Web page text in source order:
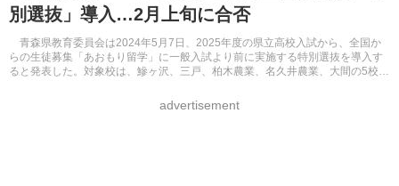
自由研究教材（小学生向け） 自由研究教材（中学生向け）
別選抜」導入…2月上旬に合否
青森県教育委員会は2024年5月7日、2025年度の県立高校入試から、全国か
らの生徒募集「あおもり留学」に一般入試より前に実施する特別選抜を導入す
ると発表した。対象校は、鰺ヶ沢、三戸、柏木農業、名久井農業、大間の5校。
advertisement